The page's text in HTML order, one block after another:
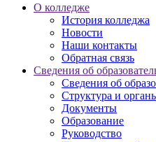
О колледже
История колледжа
Новости
Наши контакты
Обратная связь
Сведения об
Сведения об
Структура и
Документы
Образование
Руководство